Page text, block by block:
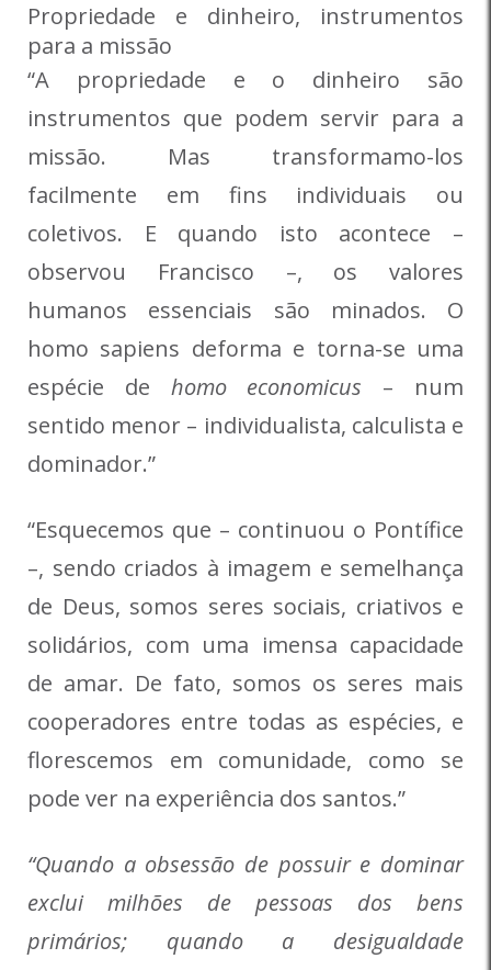
Propriedade e dinheiro, instrumentos
para a missão
“A propriedade e o dinheiro são
instrumentos que podem servir para a
missão. Mas transformamo-los
facilmente em fins individuais ou
coletivos. E quando isto acontece –
observou Francisco –, os valores
humanos essenciais são minados. O
homo sapiens deforma e torna-se uma
espécie de homo economicus – num
sentido menor – individualista, calculista e
dominador.”
“Esquecemos que – continuou o Pontífice
–, sendo criados à imagem e semelhança
de Deus, somos seres sociais, criativos e
solidários, com uma imensa capacidade
de amar. De fato, somos os seres mais
cooperadores entre todas as espécies, e
florescemos em comunidade, como se
pode ver na experiência dos santos.”
“Quando a obsessão de possuir e dominar
exclui milhões de pessoas dos bens
primários; quando a desigualdade